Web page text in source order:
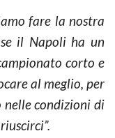
fare la nostra
il Napoli ha un
corto e
al meglio, per
nelle condizioni di